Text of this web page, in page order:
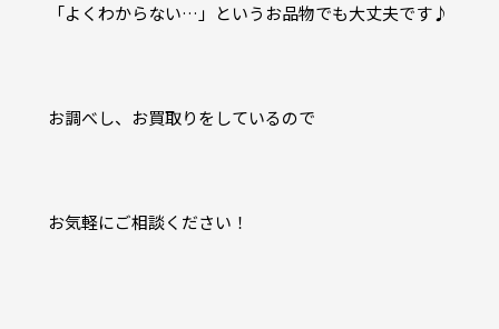
「よくわからない…」というお品物でも大丈夫です♪
お調べし、お買取りをしているので
お気軽にご相談ください！